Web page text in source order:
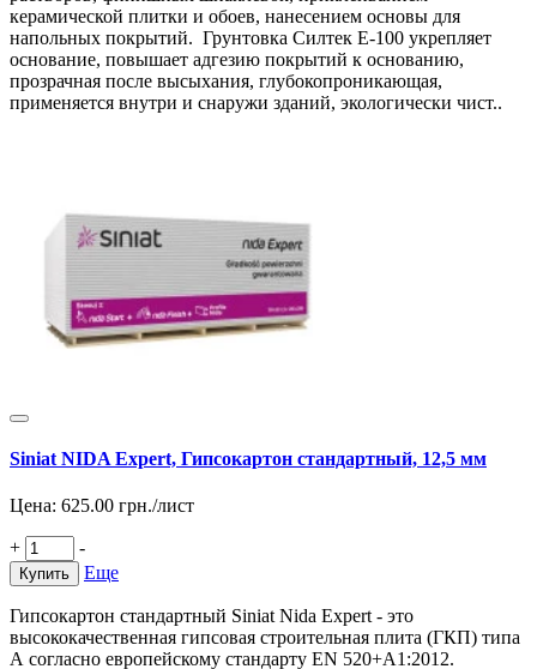
керамической плитки и обоев, нанесением основы для
напольных покрытий. Грунтовка Силтек Е-100 укрепляет
основание, повышает адгезию покрытий к основанию,
прозрачная после высыхания, глубокопроникающая,
применяется внутри и снаружи зданий, экологически чист..
Siniat NIDA Expert, Гипсокартон стандартный, 12,5 мм
Цена: 625.00 грн./лист
+ -
Купить Еще
Гипсокартон стандартный Siniat Nida Expert - это
высококачественная гипсовая строительная плита (ГКП) типа
А согласно европейскому стандарту EN 520+A1:2012.